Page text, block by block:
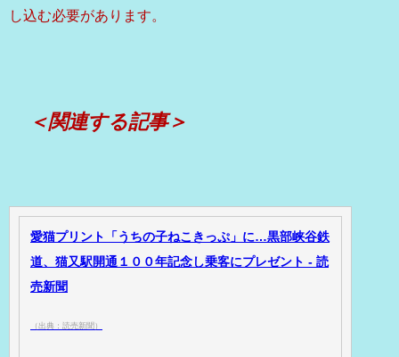
し込む必要があります。
＜関連する記事＞
愛猫プリント「うちの子ねこきっぷ」に…黒部峡谷鉄
道、猫又駅開通１００年記念し乗客にプレゼント - 読
売新聞
（出典：読売新聞）